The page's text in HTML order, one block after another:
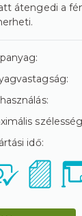
átengedi a
idő: